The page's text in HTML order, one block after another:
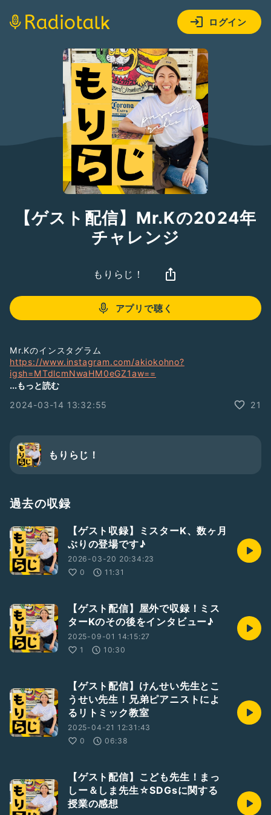
ログイン
【ゲスト配信】Mr.Kの2024年
チャレンジ
もりらじ！
アプリで聴く
Mr.Kのインスタグラム
https://www.instagram.com/akiokohno?
igsh=MTdlcmNwaHM0eGZ1aw==
愛媛県西予市オルタナティブスクールHP⬇️
＜人気の過去ラジオ＞
▫️親のエゴに付き合わされて子どもが可哀想と言われた話
https://radiotalk.jp/talk/1085841
https://radiotalk.jp/talk/1086321
https://radiotalk.jp/talk/1083837
▫️人生を変えるために今日からできる事
https://radiotalk.jp/talk/945584
https://radiotalk.jp/talk/947102
▫️【反応しない練習】人は人、自分は自分！
https://radiotalk.jp/talk/514791
▫️現状を変えたいなら、従来の考え方を捨てよう！
https://radiotalk.jp/talk/717379
【質問・リクエスト募集】
#もりらじ #ラジオトーク #ひとり語り
#コミュニケーション #自己啓発 #コミュニケーション力
...もっと読む
2024-03-14 13:32:55
21
もりらじ！
過去の収録
【ゲスト収録】ミスターK、数ヶ月
ぶりの登場です♪
2026-03-20 20:34:23
0
11:31
【ゲスト配信】屋外で収録！ミス
ターKのその後をインタビュー♪
2025-09-01 14:15:27
1
10:30
【ゲスト配信】けんせい先生とこ
うせい先生！兄弟ピアニストによ
るリトミック教室
2025-04-21 12:31:43
0
06:38
【ゲスト配信】こども先生！まっ
しー＆しま先生☆SDGsに関する
授業の感想